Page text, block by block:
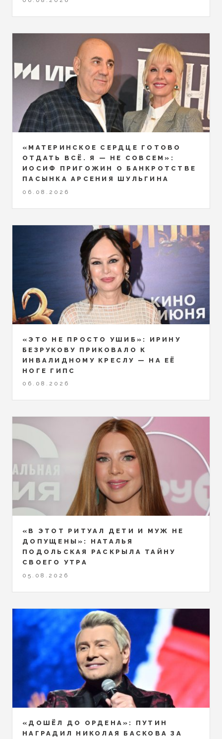
«МАТЕРИНСКОЕ СЕРДЦЕ ГОТОВО
ОТДАТЬ ВСЁ. Я — НЕ СОВСЕМ»:
ИОСИФ ПРИГОЖИН О БАНКРОТСТВЕ
ПАСЫНКА АРСЕНИЯ ШУЛЬГИНА
06.08.2026
«ЭТО НЕ ПРОСТО УШИБ»: ИРИНУ
БЕЗРУКОВУ ПРИКОВАЛО К
ИНВАЛИДНОМУ КРЕСЛУ — НА ЕЁ
НОГЕ ГИПС
06.08.2026
«В ЭТОТ РИТУАЛ ДЕТИ И МУЖ НЕ
ДОПУЩЕНЫ»: НАТАЛЬЯ
ПОДОЛЬСКАЯ РАСКРЫЛА ТАЙНУ
СВОЕГО УТРА
05.08.2026
«ДОШЁЛ ДО ОРДЕНА»: ПУТИН
НАГРАДИЛ НИКОЛАЯ БАСКОВА ЗА